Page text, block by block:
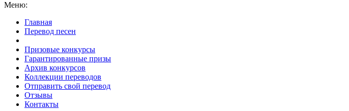
Меню:
Главная
Перевод песен
Призовые конкурсы
Гарантированные призы
Архив конкурсов
Коллекции переводов
Отправить свой перевод
Отзывы
Контакты